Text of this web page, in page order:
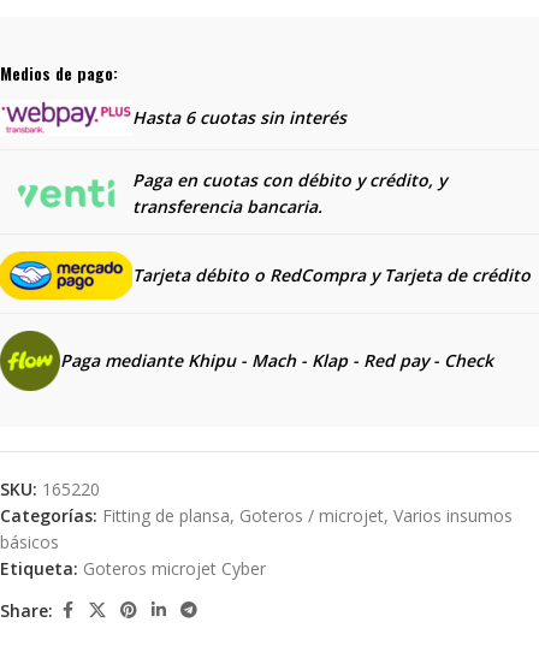
Medios de pago:
Hasta 6 cuotas sin interés
Paga en cuotas con débito y crédito, y
transferencia bancaria.
Tarjeta débito o RedCompra y Tarjeta de crédito
Paga mediante Khipu - Mach - Klap - Red pay - Check
SKU: 165220
Categorías: Fitting de plansa, Goteros / microjet, Varios insumos
básicos
Etiqueta: Goteros microjet Cyber
Share: